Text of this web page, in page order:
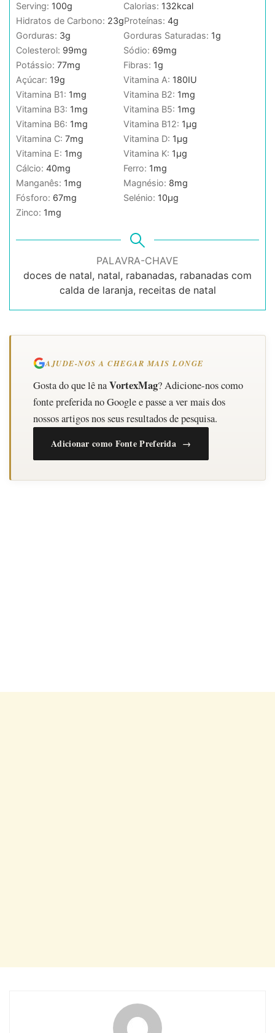
Serving: 100g Calorias: 132kcal
Hidratos de Carbono: 23gProteínas: 4g
Gorduras: 3g Gorduras Saturadas: 1g
Colesterol: 99mg Sódio: 69mg
Potássio: 77mg Fibras: 1g
Açúcar: 19g Vitamina A: 180IU
Vitamina B1: 1mg Vitamina B2: 1mg
Vitamina B3: 1mg Vitamina B5: 1mg
Vitamina B6: 1mg Vitamina B12: 1µg
Vitamina C: 7mg Vitamina D: 1µg
Vitamina E: 1mg Vitamina K: 1µg
Cálcio: 40mg Ferro: 1mg
Manganês: 1mg Magnésio: 8mg
Fósforo: 67mg Selénio: 10µg
Zinco: 1mg
PALAVRA-CHAVE
doces de natal, natal, rabanadas, rabanadas com
calda de laranja, receitas de natal
AJUDE-NOS A CHEGAR MAIS LONGE
Gosta do que lê naVortexMag? Adicione-nos como
fonte preferida no Google e passe a ver mais dos
nossos artigos nos seus resultados de pesquisa.
Adicionar como Fonte Preferida →